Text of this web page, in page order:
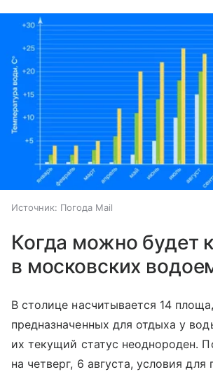
Источник: Погода Mail
Когда можно будет
в московских
В столице насчитывается 14
предназначенных для отдыха у
их текущий статус неоднороден.
на четверг, 6 августа, условия для